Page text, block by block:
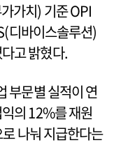
가치) 기준 OPI
디바이스솔루션)
고 밝혔다.
부문별 실적이 연
의 12%를 재원
로 나눠 지급한다는